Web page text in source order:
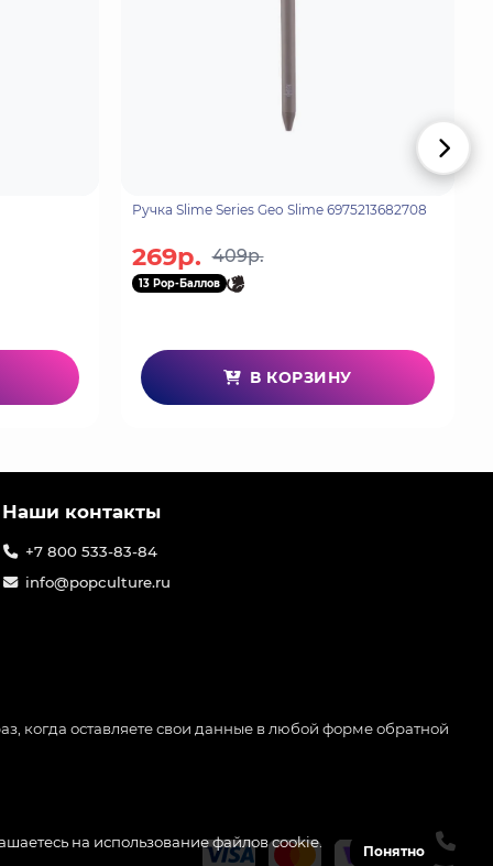
Ручка Slime Series Geo Slime 6975213682708
269р. 409р.
13 Pop-Баллов
В КОРЗИНУ
на использование файлов cookie.
Понятно
Наши контакты
+7 800 533-83-84
info@popculture.ru
когда оставляете свои данные в любой форме обратной